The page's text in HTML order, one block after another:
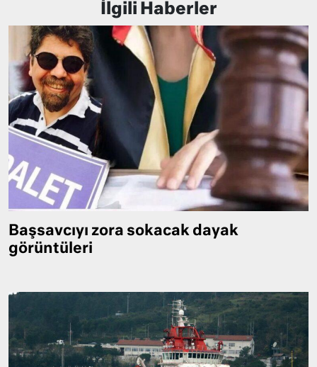
İlgili Haberler
Başsavcıyı zora sokacak dayak
görüntüleri